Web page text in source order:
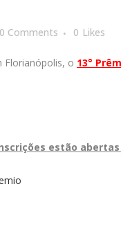
0 Comments 0 Likes
Florianópolis, o 13°
estão